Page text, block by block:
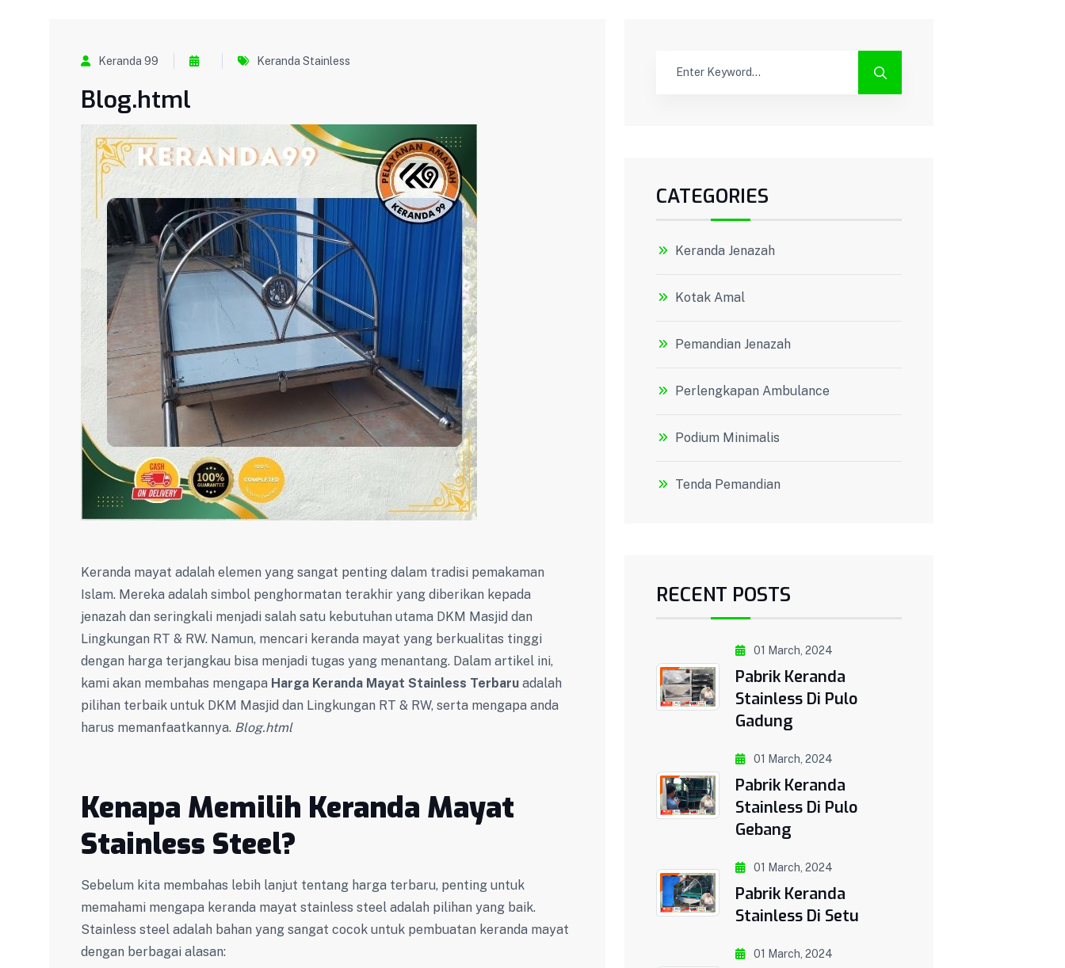
Keranda 99 Keranda Stainless
Blog.html
Keranda mayat adalah elemen yang sangat penting dalam tradisi pemakaman
Islam. Mereka adalah simbol penghormatan terakhir yang diberikan kepada
jenazah dan seringkali menjadi salah satu kebutuhan utama DKM Masjid dan
Lingkungan RT & RW. Namun, mencari keranda mayat yang berkualitas tinggi
dengan harga terjangkau bisa menjadi tugas yang menantang. Dalam artikel ini,
kami akan membahas mengapa Harga Keranda Mayat Stainless Terbaru adalah
pilihan terbaik untuk DKM Masjid dan Lingkungan RT & RW, serta mengapa anda
harus memanfaatkannya. Blog.html
Kenapa Memilih Keranda Mayat
Stainless Steel?
Sebelum kita membahas lebih lanjut tentang harga terbaru, penting untuk
memahami mengapa keranda mayat stainless steel adalah pilihan yang baik.
Stainless steel adalah bahan yang sangat cocok untuk pembuatan keranda mayat
dengan berbagai alasan:
CATEGORIES
Keranda Jenazah
Kotak Amal
Pemandian Jenazah
Perlengkapan Ambulance
Podium Minimalis
Tenda Pemandian
RECENT POSTS
01 March, 2024
Pabrik Keranda
Stainless Di Pulo
Gadung
01 March, 2024
Pabrik Keranda
Stainless Di Pulo
Gebang
01 March, 2024
Pabrik Keranda
Stainless Di Setu
01 March, 2024